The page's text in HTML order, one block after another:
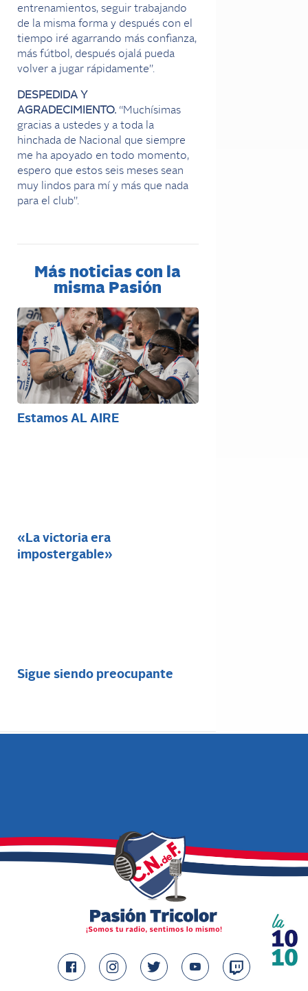
entrenamientos, seguir trabajando
de la misma forma y después con el
tiempo iré agarrando más confianza,
más fútbol, después ojalá pueda
volver a jugar rápidamente”.
DESPEDIDA Y
AGRADECIMIENTO. “Muchísimas
gracias a ustedes y a toda la
hinchada de Nacional que siempre
me ha apoyado en todo momento,
espero que estos seis meses sean
muy lindos para mí y más que nada
para el club”.
Más noticias con la
misma Pasión
Estamos AL AIRE
«La victoria era
impostergable»
Sigue siendo preocupante